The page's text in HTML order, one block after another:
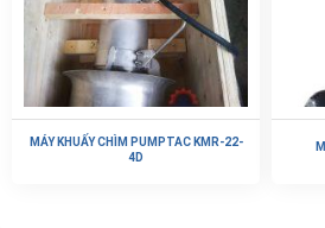
MÁY KHUẤY CHÌM PUMPTAC KMR-22-
4D